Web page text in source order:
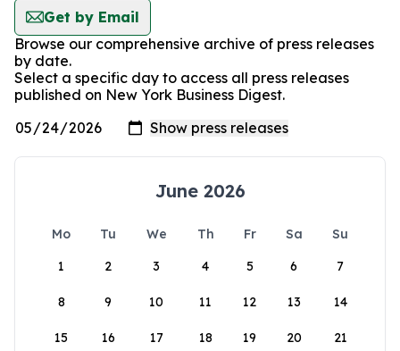
Get by Email
Browse our comprehensive archive of press releases
by date.
Select a specific day to access all press releases
published on New York Business Digest.
June 2026
Mo Tu We Th Fr Sa
Su
1
2 3 4 5 6 7
8 9 10 11 12 13 14
15 16 17 18 19 20 21